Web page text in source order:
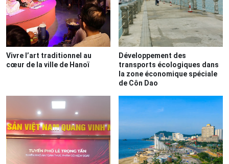
Vivre l’art traditionnel au
cœur de la ville de Hanoï
Développement des
transports écologiques dans
la zone économique spéciale
de Côn Dao